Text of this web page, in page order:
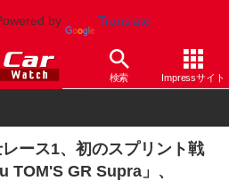
by Translate
検索 Impressサイト
スープラ
ース1、初のスプリント戦
TOM'S GR Supra」、